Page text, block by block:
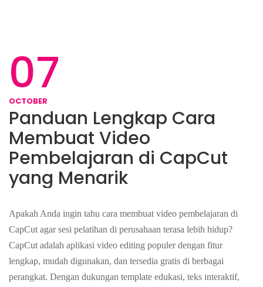
07
OCTOBER
Panduan Lengkap Cara
Membuat Video
Pembelajaran di CapCut
yang Menarik
Apakah Anda ingin tahu cara membuat video pembelajaran di
CapCut agar sesi pelatihan di perusahaan terasa lebih hidup?
CapCut adalah aplikasi video editing populer dengan fitur
lengkap, mudah digunakan, dan tersedia gratis di berbagai
perangkat. Dengan dukungan template edukasi, teks interaktif,